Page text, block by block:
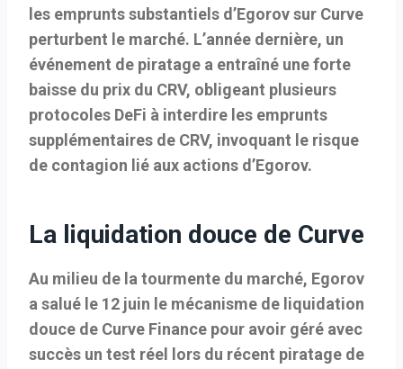
les emprunts substantiels d’Egorov sur Curve
perturbent le marché. L’année dernière, un
événement de piratage a entraîné une forte
baisse du prix du CRV, obligeant plusieurs
protocoles DeFi à interdire les emprunts
supplémentaires de CRV, invoquant le risque
de contagion lié aux actions d’Egorov.
La liquidation douce de Curve
Au milieu de la tourmente du marché, Egorov
a salué le 12 juin le mécanisme de liquidation
douce de Curve Finance pour avoir géré avec
succès un test réel lors du récent piratage de